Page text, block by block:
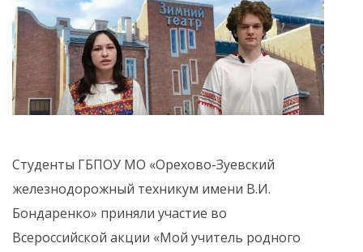
Студенты ГБПОУ МО «Орехово-Зуевский
железнодорожный техникум имени В.И.
Бондаренко» приняли участие во
Всероссийской акции «Мой учитель родного